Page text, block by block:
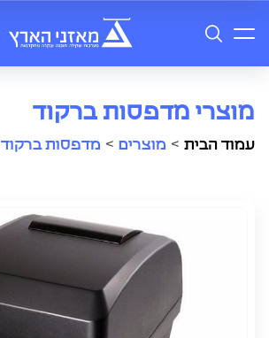
מוצרי מדפסות ברקוד
עמוד הבית > מוצרים > מדפסות ברקוד